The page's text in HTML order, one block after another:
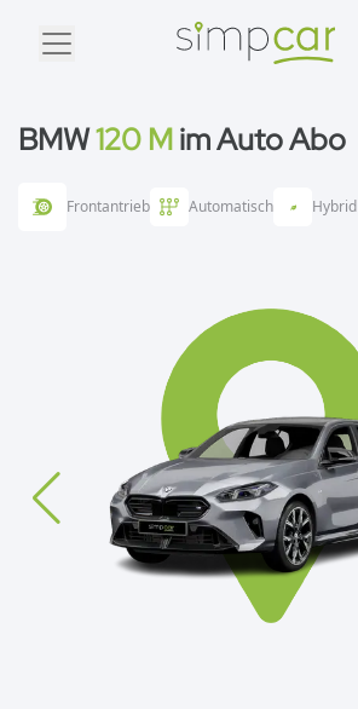
BMW120 Mim Auto Abo
Frontantrieb Automatisch Hybrid